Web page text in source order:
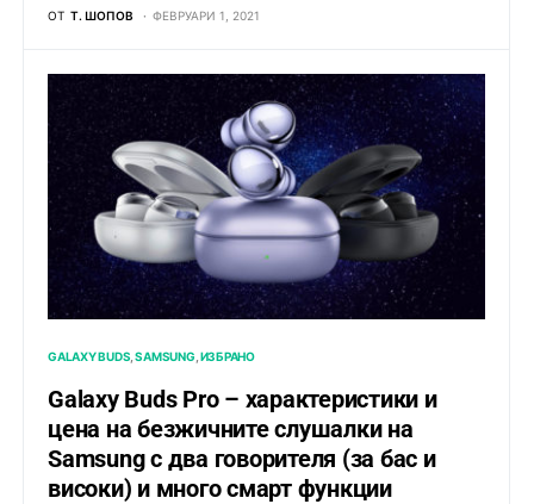
ОТ Т. ШОПОВ ФЕВРУАРИ 1, 2021
GALAXY BUDS SAMSUNG ИЗБРАНО
Galaxy Buds Pro – характеристики и
цена на безжичните слушалки на
Samsung с два говорителя (за бас и
високи) и много смарт функции